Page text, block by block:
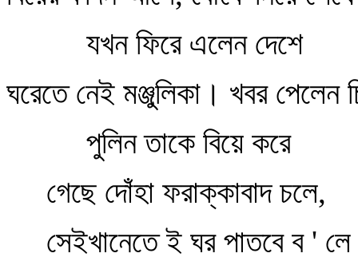
যখন ফিরে এলেন দেশে
ঘরেতে নেই মঞ্জুলিকা। খবর পেলেন
পুলিন তাকে বিয়ে করে
গেছে দোঁহা ফরাক্কাবাদ চলে,
সেইখানেতে ই ঘর পাতবে ব '